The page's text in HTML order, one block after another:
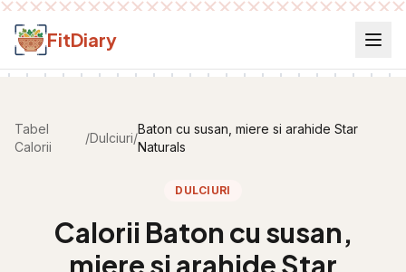
Salt la conținut
FitDiary
Tabel
Calorii
/Dulciuri/
Baton cu susan, miere si arahide Star
Naturals
DULCIURI
Calorii Baton cu susan,
miere si arahide Star